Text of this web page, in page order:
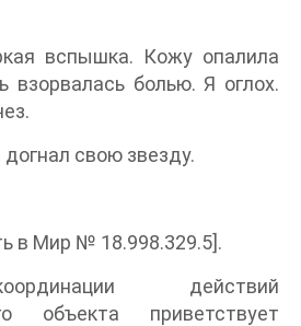
вспышка. Кожу опалила
взорвалась болью. Я оглох.
свою звезду.
в Мир № 18.998.329.5].
действий
объекта приветствует